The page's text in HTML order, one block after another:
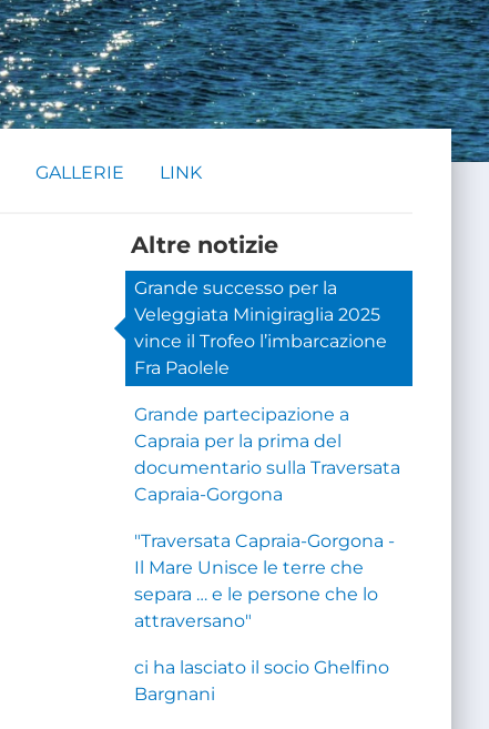
GALLERIE LINK
Altre notizie
Grande successo per la
Veleggiata Minigiraglia 2025
vince il Trofeo l’imbarcazione
Fra Paolele
Grande partecipazione a
Capraia per la prima del
documentario sulla Traversata
Capraia-Gorgona
"Traversata Capraia-Gorgona -
Il Mare Unisce le terre che
separa … e le persone che lo
attraversano"
ci ha lasciato il socio Ghelfino
Bargnani
PROGETTI ED EDITORIA
AMMINISTRAZIONE
TRASPARENTE